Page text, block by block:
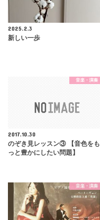
2025.2.3
新しい一歩
音楽・演奏
2017.10.30
のぞき見レッスン③ 【音色をも
っと豊かにしたい問題】
音楽・演奏